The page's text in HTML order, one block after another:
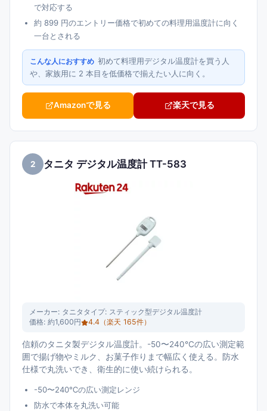
で対応する
約 899 円のエントリー価格で初めての料理用温度計に向く
一台とされる
こんな人におすすめ 初めて料理用デジタル温度計を買う人
や、家族用に 2 本目を低価格で揃えたい人に向く。
Amazonで見る 楽天で見る
2 タニタ デジタル温度計 TT-583
メーカー: タニタ タイプ: スティック型デジタル温度計
価格: 約1,600円 4.4 （楽天 165件）
信頼のタニタ製デジタル温度計。-50〜240℃の広い測定範
囲で揚げ物やミルク、お菓子作りまで幅広く使える。防水
仕様で丸洗いでき、衛生的に使い続けられる。
-50〜240℃の広い測定レンジ
防水で本体を丸洗い可能